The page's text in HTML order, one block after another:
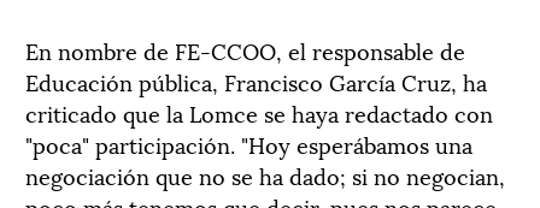
En nombre de FE-CCOO, el responsable de
Educación pública, Francisco García Cruz, ha
criticado que la Lomce se haya redactado con
"poca" participación. "Hoy esperábamos una
negociación que no se ha dado; si no negocian,